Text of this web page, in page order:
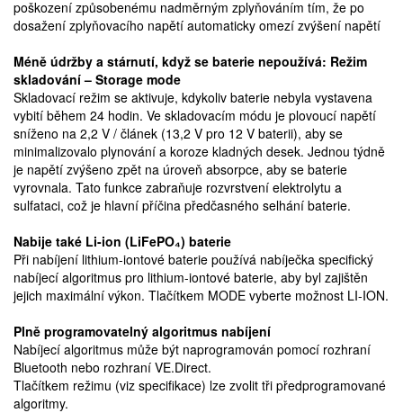
poškození způsobenému nadměrným zplyňováním tím, že po
dosažení zplyňovacího napětí automaticky omezí zvýšení napětí
Méně údržby a stárnutí, když se baterie nepoužívá: Režim
skladování – Storage mode
Skladovací režim se aktivuje, kdykoliv baterie nebyla vystavena
vybití během 24 hodin. Ve skladovacím módu je plovoucí napětí
sníženo na 2,2 V / článek (13,2 V pro 12 V baterii), aby se
minimalizovalo plynování a koroze kladných desek. Jednou týdně
je napětí zvýšeno zpět na úroveň absorpce, aby se baterie
vyrovnala. Tato funkce zabraňuje rozvrstvení elektrolytu a
sulfataci, což je hlavní příčina předčasného selhání baterie.
Nabije také Li-ion (LiFePO₄) baterie
Při nabíjení lithium-iontové baterie používá nabíječka specifický
nabíjecí algoritmus pro lithium-iontové baterie, aby byl zajištěn
jejich maximální výkon. Tlačítkem MODE vyberte možnost LI-ION.
Plně programovatelný algoritmus nabíjení
Nabíjecí algoritmus může být naprogramován pomocí rozhraní
Bluetooth nebo rozhraní VE.Direct.
Tlačítkem režimu (viz specifikace) lze zvolit tři předprogramované
algoritmy.